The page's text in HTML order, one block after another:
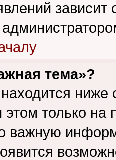
зависит
тема»?
ниже
только на
важную